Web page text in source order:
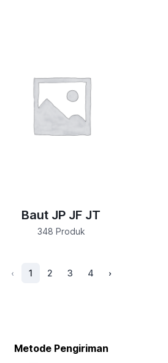
Baut JP JF JT
348 Produk
‹ 1 2 3 4 ›
Metode Pengiriman